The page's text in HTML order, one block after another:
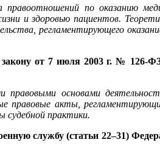
по оказанию
и здоровью пациентов.
регламентирующего
от 7 июля 2003 г. № 126-
основами
правовые акты,
судебной практики.
службу (статьи 22–31)